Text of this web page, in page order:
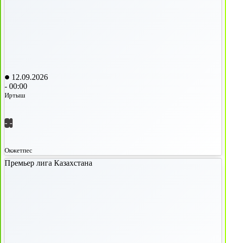
12.09.2026
- 00:00
Иртыш
- -
Окжетпес
Премьер лига Казахстана